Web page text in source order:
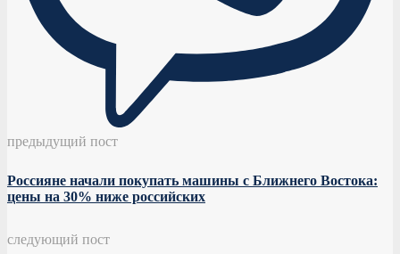
предыдущий пост
Россияне начали покупать машины с Ближнего Востока:
цены на 30% ниже российских
следующий пост